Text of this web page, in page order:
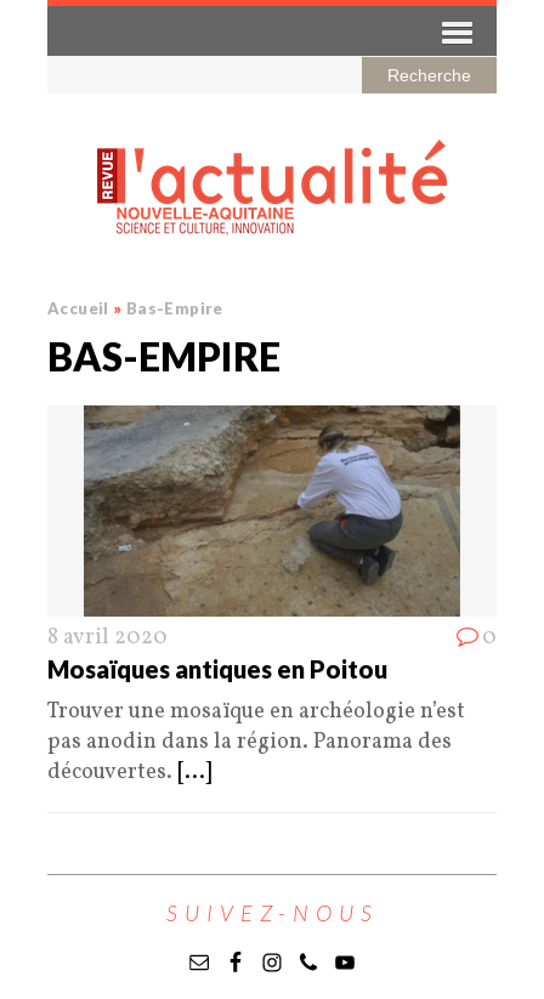
Accueil » Bas-Empire
BAS-EMPIRE
8 avril 2020 0
Mosaïques antiques en Poitou
Trouver une mosaïque en archéologie n’est
pas anodin dans la région. Panorama des
découvertes. [...]
SUIVEZ-NOUS